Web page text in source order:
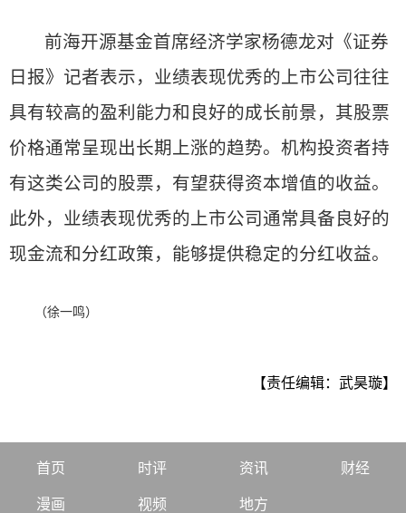
前海开源基金首席经济学家杨德龙对《证券
日报》记者表示，业绩表现优秀的上市公司往往
具有较高的盈利能力和良好的成长前景，其股票
价格通常呈现出长期上涨的趋势。机构投资者持
有这类公司的股票，有望获得资本增值的收益。
此外，业绩表现优秀的上市公司通常具备良好的
现金流和分红政策，能够提供稳定的分红收益。
（徐一鸣）
【责任编辑：武昊璇】
首页 时评 资讯 财经
漫画 视频 地方